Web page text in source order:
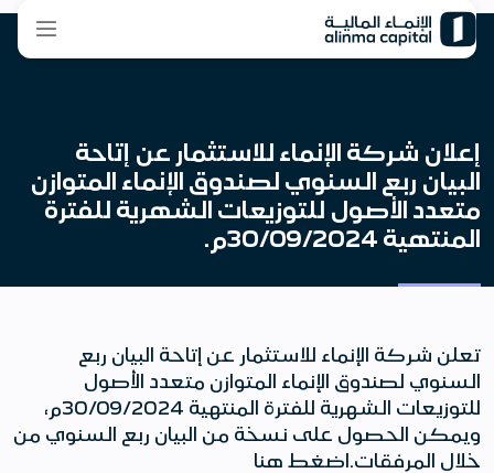
إعلان شركة الإنماء للاستثمار عن إتاحة
البيان ربع السنوي لصندوق الإنماء المتوازن
متعدد الأصول للتوزيعات الشهرية للفترة
المنتهية 30/09/2024م.
تعلن شركة الإنماء للاستثمار عن إتاحة البيان ربع
السنوي لصندوق الإنماء المتوازن متعدد الأصول
للتوزيعات الشهرية للفترة المنتهية 30/09/2024م،
ويمكن الحصول على نسخة من البيان ربع السنوي من
خلال المرفقات.اضغط هنا